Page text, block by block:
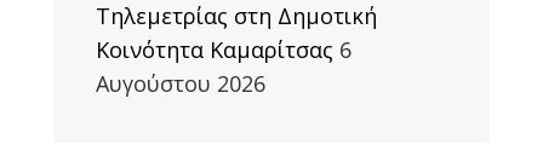
Τηλεμετρίας στη Δημοτική
Κοινότητα Καμαρίτσας 6
Αυγούστου 2026